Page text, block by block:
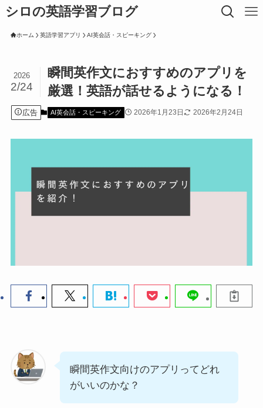
シロの英語学習ブログ
ホーム 英語学習アプリ AI英会話・スピーキング
瞬間英作文におすすめのアプリを
厳選！英語が話せるようになる！
2026
2/24
広告 AI英会話・スピーキング 2026年1月23日 2026年2月24日
瞬間英作文向けのアプリってどれ
がいいのかな？